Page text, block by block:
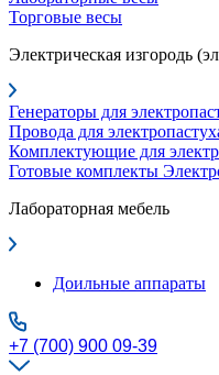
Торговые весы
Электрическая изгородь
Генераторы для
Провода для
Комплектующие для
Готовые комплекты
Лабораторная мебель
Доильные аппараты
+7 (700) 900 09-39